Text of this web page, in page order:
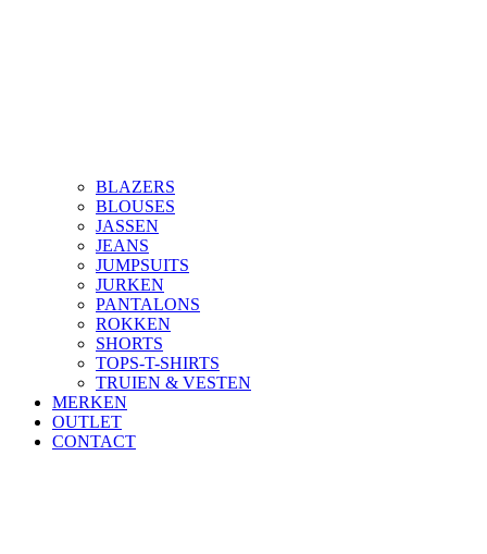
BLAZERS
BLOUSES
JASSEN
JEANS
JUMPSUITS
JURKEN
PANTALONS
ROKKEN
SHORTS
TOPS-T-SHIRTS
TRUIEN & VESTEN
MERKEN
OUTLET
CONTACT